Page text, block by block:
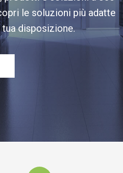
le soluzioni più adatte
disposizione.